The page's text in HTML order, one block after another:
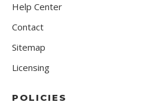
Help Center
Contact
Sitemap
Licensing
POLICIES